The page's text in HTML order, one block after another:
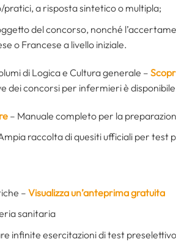
a risposta sintetico o multipla;
del concorso, nonché
o Francese a livello iniziale.
di Logica e Cultura generale –
dei concorsi per infermieri è disponibile
– Manuale completo per la
raccolta di quesiti ufficiali per test
– Visualizza un’anteprima gratuita
sanitaria
infinite esercitazioni di test